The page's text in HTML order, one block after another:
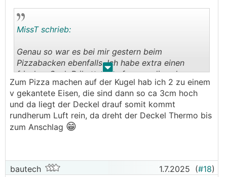
. .
MissT schrieb:
Genau so war es bei mir gestern beim
Pizzabacken ebenfalls. Ich habe extra einen
frischen Sack Briketts angefangen, die sehr
schnell bereit waren und eine super Hitze hatten.
Deckel drauf für die Grillrost-Pyrolyse - Hitze
fällt bereits deutlich ab. Trotz Fächern
zwischendurch hatte ich bei der dritten Pizza
schon nicht annähernd mehr die Hitze, die ich
anderen Kohlen bzw. Briketts anders wäre?
Zum Pizza machen auf der Kugel hab ich 2 zu einem
v gekantete Eisen, die sind dann so ca 3cm hoch
und da liegt der Deckel drauf somit kommt
rundherum Luft rein, da dreht der Deckel Thermo bis
zum Anschlag 😁
bautech 1.7.2025 (#18)